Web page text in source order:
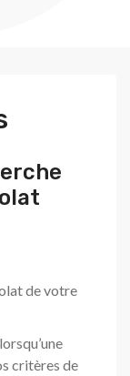
de votre
critères de